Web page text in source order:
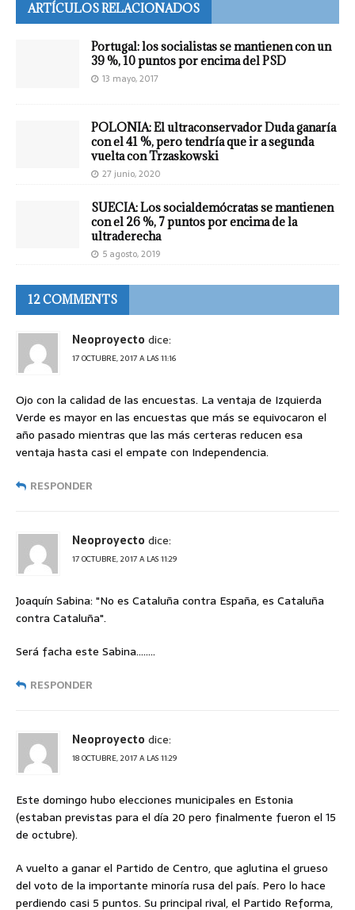
ARTÍCULOS RELACIONADOS
Portugal: los socialistas se mantienen con un
39 %, 10 puntos por encima del PSD
13 mayo, 2017
POLONIA: El ultraconservador Duda ganaría
con el 41 %, pero tendría que ir a segunda
vuelta con Trzaskowski
27 junio, 2020
SUECIA: Los socialdemócratas se mantienen
con el 26 %, 7 puntos por encima de la
ultraderecha
5 agosto, 2019
12 COMMENTS
Neoproyecto dice:
17 OCTUBRE, 2017 A LAS 11:16
Ojo con la calidad de las encuestas. La ventaja de Izquierda
Verde es mayor en las encuestas que más se equivocaron el
año pasado mientras que las más certeras reducen esa
ventaja hasta casi el empate con Independencia.
RESPONDER
Neoproyecto dice:
17 OCTUBRE, 2017 A LAS 11:29
Joaquín Sabina: "No es Cataluña contra España, es Cataluña
contra Cataluña".
Será facha este Sabina……..
RESPONDER
Neoproyecto dice:
18 OCTUBRE, 2017 A LAS 11:29
Este domingo hubo elecciones municipales en Estonia
(estaban previstas para el día 20 pero finalmente fueron el 15
de octubre).
A vuelto a ganar el Partido de Centro, que aglutina el grueso
del voto de la importante minoría rusa del país. Pero lo hace
perdiendo casi 5 puntos. Su principal rival, el Partido Reforma,